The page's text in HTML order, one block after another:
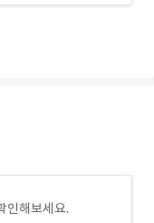
인해보세요.